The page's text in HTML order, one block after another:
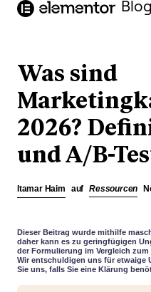
springen
Blog
Was sind
2026?
und A/B-
Itamar Haim auf Ressourcen
Dieser Beitrag wurde mithilfe
daher kann es zu geringfügigen
der Formulierung im Vergleich
Wir entschuldigen uns für etwaige
Sie uns, falls Sie eine Klärung